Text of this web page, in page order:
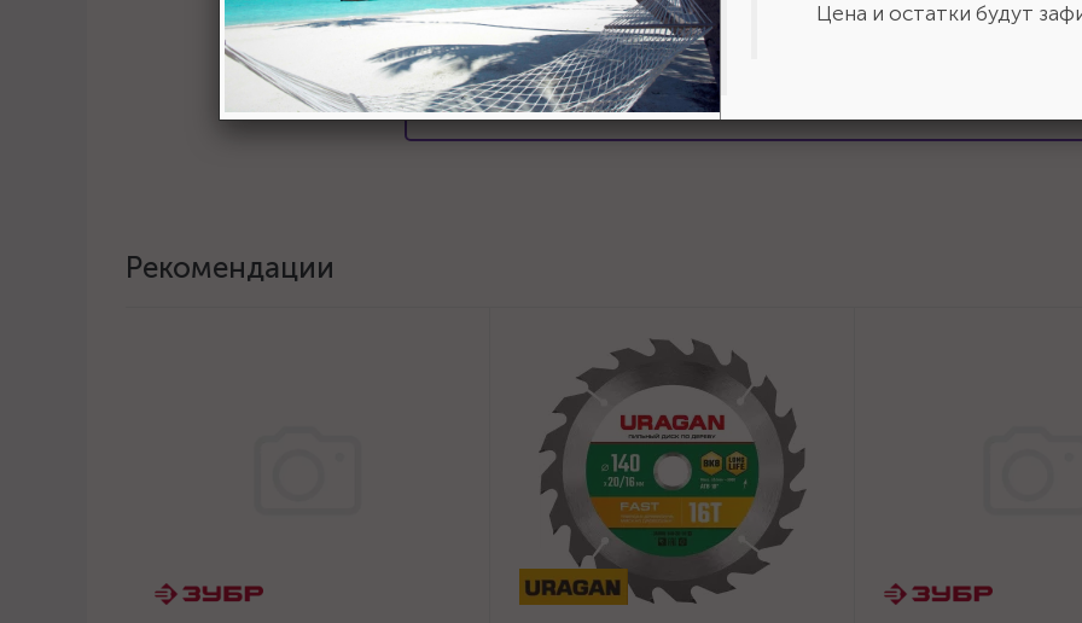
Хотите оставить отзыв?
Поставьте свою оценку!
Рекомендации
Цена и остатки будут